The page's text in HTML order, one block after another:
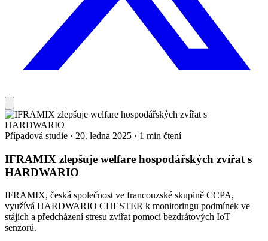
Případová studie · 20. ledna 2025 · 1 min čtení
IFRAMIX zlepšuje welfare hospodářských zvířat s
HARDWARIO
IFRAMIX, česká společnost ve francouzské skupině CCPA,
využívá HARDWARIO CHESTER k monitoringu podmínek ve
stájích a předcházení stresu zvířat pomocí bezdrátových IoT
senzorů.